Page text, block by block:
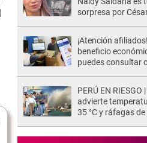
sorpresa por
¡Atención
beneficio
puedes consultar
PERÚ EN RIESGO
advierte
35 °C y ráfagas